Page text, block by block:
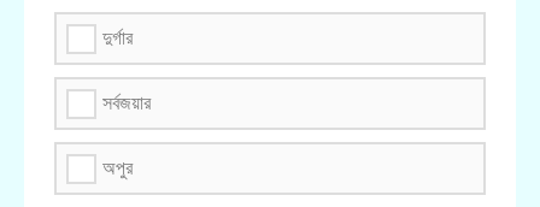
দুর্গার
সর্বজয়ার
অপুর